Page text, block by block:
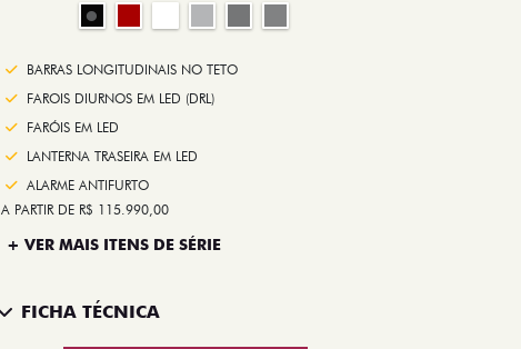
BARRAS LONGITUDINAIS NO TETO
FAROIS DIURNOS EM LED (DRL)
FARÓIS EM LED
LANTERNA TRASEIRA EM LED
ALARME ANTIFURTO
A PARTIR DE R$ 115.990,00
+ VER MAIS ITENS DE SÉRIE
FICHA TÉCNICA